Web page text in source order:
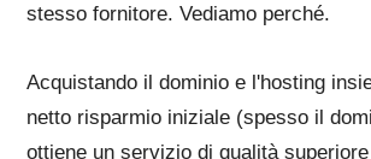
stesso fornitore. Vediamo perché.
Acquistando il dominio e l'hosting
netto risparmio iniziale (spesso il
ottiene un servizio di qualità